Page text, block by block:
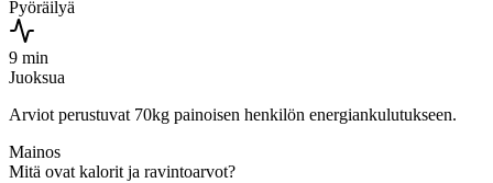
Pyöräilyä
9 min
Juoksua
Arviot perustuvat 70kg painoisen henkilön energiankulutukseen.
Mainos
Mitä ovat kalorit ja ravintoarvot?